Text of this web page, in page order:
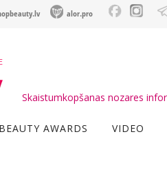
alor.pro
Skaistumkopšanas nozares
AWARDS VIDEO